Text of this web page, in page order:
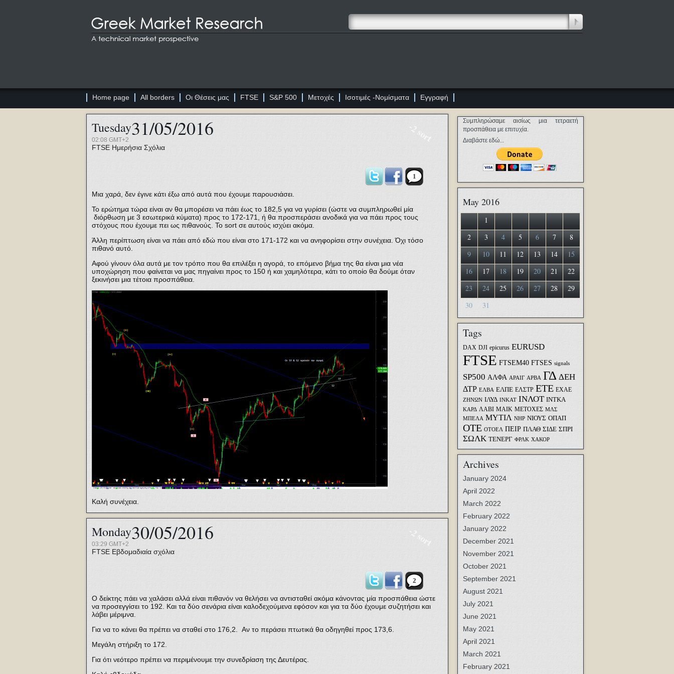
Home page All borders Οι Θέσεις μας FTSE S&P 500 Μετοχές Ισοτιμές -Νομίσματα Εγγραφή
Tuesday31/05/2016
02:08 GMT+2
FTSE Ημερήσια Σχόλια
-2 sort
1
Μια χαρά, δεν έγινε κάτι έξω από αυτά που έχουμε παρουσιάσει.
Το ερώτημα τώρα είναι αν θα μπορέσει να πάει έως το 182,5 για να γυρίσει (ώστε να συμπληρωθεί μία
διόρθωση με 3 εσωτερικά κύματα) προς το 172-171, ή θα προσπεράσει ανοδικά για να πάει προς τους
στόχους που έχουμε πει ως πιθανούς. Το sort σε αυτούς ισχύει ακόμα.
Άλλη περίπτωση είναι να πάει από εδώ που είναι στο 171-172 και να ανηφορίσει στην συνέχεια. Όχι τόσο
πιθανό αυτό.
Αφού γίνουν όλα αυτά με τον τρόπο που θα επιλέξει η αγορά, το επόμενο βήμα της θα είναι μια νέα
υποχώρηση που φαίνεται να μας πηγαίνει προς το 150 ή και χαμηλότερα, κάτι το οποίο θα δούμε όταν
ξεκινήσει μια τέτοια προσπάθεια.
Καλή συνέχεια.
Monday30/05/2016
03:29 GMT+2
FTSE Εβδομαδιαία σχόλια
-2 sort
2
Ο δείκτης πάει να χαλάσει αλλά είναι πιθανόν να θελήσει να αντισταθεί ακόμα κάνοντας μία προσπάθεια ώστε
να προσεγγίσει το 192. Και τα δύο σενάρια είναι καλοδεχούμενα εφόσον και για τα δύο έχουμε συζητήσει και
λάβει μέριμνα.
Για να το κάνει θα πρέπει να σταθεί στο 176,2. Αν το περάσει πτωτικά θα οδηγηθεί προς 173,6.
Μεγάλη στήριξη το 172.
Για ότι νεότερο πρέπει να περιμένουμε την συνεδρίαση της Δευτέρας.
Συμπληρώσαμε αισίως μια τετραετή
προσπάθεια με επιτυχία.
Διαβάστε εδώ...
May 2016
1
2
3 4 5 6 7
8
9
10 11 12 13 14
15
16
17 18 19 20 21
22
23
24 25 26 27 28
29
30
31
Tags
DAX DJI epicurus EURUSD
FTSE FTSEM40 FTSES signals
SP500 ΑΛΦΑ ΑΡΑΙΓ ΑΡΒΑ ΓΔ ΔΕΗ
ΔΤΡ ΕΛΒΑ ΕΛΠΕ ΕΛΣΤΡ ΕΤΕ ΕΧΑΕ
ΖΗΝΩΝ ΙΛΥΔ ΙΝΚΑΤ ΙΝΛΟΤ ΙΝΤΚΑ
ΚΑΡΔ ΛΑΒΙ ΜΑΙΚ ΜΕΤΟΧΕΣ ΜΛΣ
ΜΠΕΛΑ ΜΥΤΙΛ ΝΗΡ ΝΙΟΥΣ ΟΠΑΠ
ΟΤΕ ΟΤΟΕΛ ΠΕΙΡ ΠΛΑΘ ΣΙΔΕ ΣΠΡΙ
ΣΩΛΚ ΤΕΝΕΡΓ ΦΡΛΚ ΧΑΚΟΡ
Archives
January 2024
April 2022
March 2022
February 2022
January 2022
December 2021
November 2021
October 2021
September 2021
August 2021
July 2021
June 2021
May 2021
April 2021
March 2021
February 2021